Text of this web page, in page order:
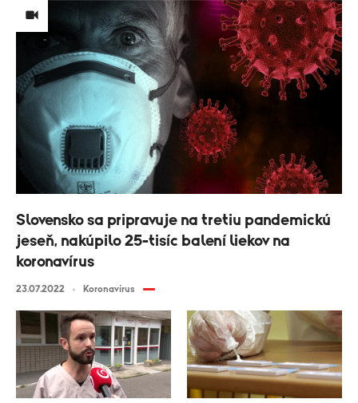
Slovensko sa pripravuje na tretiu pandemickú
jeseň, nakúpilo 25-tisíc balení liekov na
koronavírus
23.07.2022 Koronavírus